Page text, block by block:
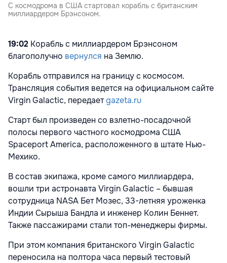
С космодрома в США стартовал корабль с британским
миллиардером Брэнсоном.
19:02 Корабль с миллиардером Брэнсоном
благополучно вернулся на Землю.
Корабль отправился на границу с космосом.
Трансляция события ведется на официальном сайте
Virgin Galactic, передаетgazeta.ru
Старт был произведен со взлетно-посадочной
полосы первого частного космодрома США
Spaceport America, расположенного в штате Нью-
Мехико.
В состав экипажа, кроме самого миллиардера,
вошли три астронавта Virgin Galactic – бывшая
сотрудница NASA Бет Мозес, 33-летняя уроженка
Индии Сырыша Бандла и инженер Колин Беннет.
Также пассажирами стали топ-менеджеры фирмы.
При этом компания британского Virgin Galactic
переносила на полтора часа первый тестовый